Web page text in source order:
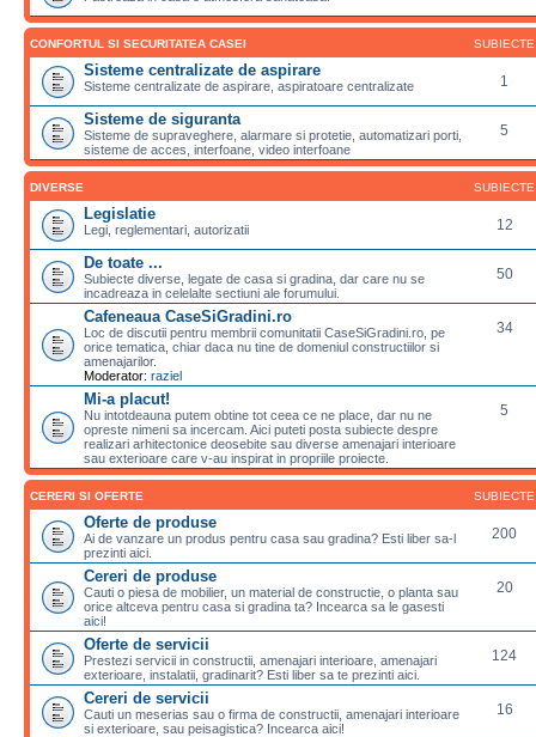
CONFORTUL SI SECURITATEA CASEI SUBIECTE
Sisteme centralizate de aspirare
Sisteme centralizate de aspirare, aspiratoare centralizate 1
Sisteme de siguranta
Sisteme de supraveghere, alarmare si protetie, automatizari porti,
sisteme de acces, interfoane, video interfoane
5
DIVERSE SUBIECTE
Legislatie
Legi, reglementari, autorizatii 12
De toate ...
Subiecte diverse, legate de casa si gradina, dar care nu se
incadreaza in celelalte sectiuni ale forumului.
50
Cafeneaua CaseSiGradini.ro
Loc de discutii pentru membrii comunitatii CaseSiGradini.ro, pe
orice tematica, chiar daca nu tine de domeniul constructiilor si
amenajarilor.
Moderator: raziel
34
Mi-a placut!
Nu intotdeauna putem obtine tot ceea ce ne place, dar nu ne
opreste nimeni sa incercam. Aici puteti posta subiecte despre
realizari arhitectonice deosebite sau diverse amenajari interioare
sau exterioare care v-au inspirat in propriile proiecte.
5
CERERI SI OFERTE SUBIECTE
Oferte de produse
Ai de vanzare un produs pentru casa sau gradina? Esti liber sa-l
prezinti aici.
200
Cereri de produse
Cauti o piesa de mobilier, un material de constructie, o planta sau
orice altceva pentru casa si gradina ta? Incearca sa le gasesti
aici!
20
Oferte de servicii
Prestezi servicii in constructii, amenajari interioare, amenajari
exterioare, instalatii, gradinarit? Esti liber sa te prezinti aici.
124
Cereri de servicii
Cauti un meserias sau o firma de constructii, amenajari interioare
si exterioare, sau peisagistica? Incearca aici!
16